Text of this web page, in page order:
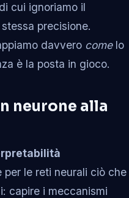
cui ignoriamo il
precisione.
davvero comelo
è la posta in gioco.
neurone alla
per le reti neurali ciò che
capire i meccanismi